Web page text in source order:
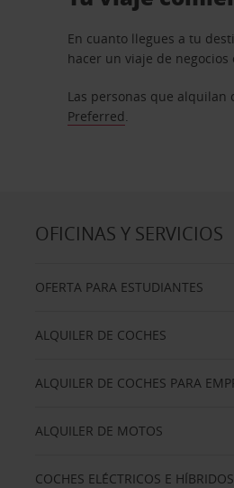
En cuanto llegues a tu
hacer un viaje de
Las personas que
Preferred.
OFICINAS Y SERVICIOS
OFERTA PARA ESTUDIANTES
ALQUILER DE COCHES
ALQUILER DE COCHES PARA
ALQUILER DE MOTOS
COCHES ELÉCTRICOS E HÍBRIDOS